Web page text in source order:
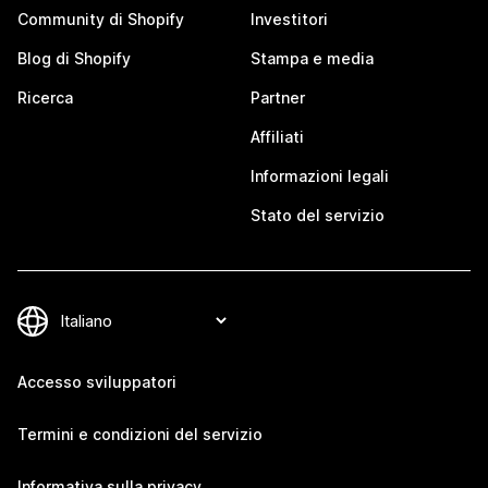
Community di Shopify
Blog di Shopify
Ricerca
Investitori
Stampa e media
Partner
Affiliati
Informazioni legali
Stato del servizio
Accesso sviluppatori
Termini e condizioni del servizio